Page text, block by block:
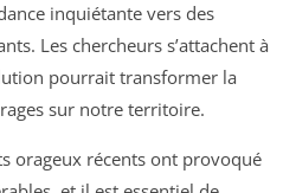
inquiétante vers des
Les chercheurs s’attachent à
pourrait transformer la
sur notre territoire.
orageux récents ont provoqué